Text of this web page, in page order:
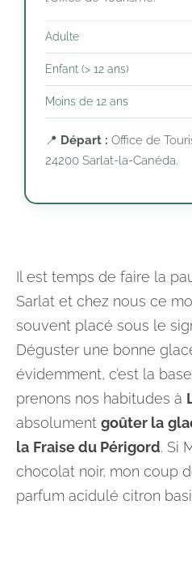
Adulte
Enfant (> 12 ans)
Moins de 12 ans
📍 Départ : Office de
24200 Sarlat-la-Canéda.
Il est temps de faire la
Sarlat et chez nous ce
souvent placé sous le
Déguster une bonne
évidemment, c’est la
prenons nos habitudes à
absolument goûter la
la Fraise du Périgord. Si
chocolat noir, mon coup
parfum acidulé citron